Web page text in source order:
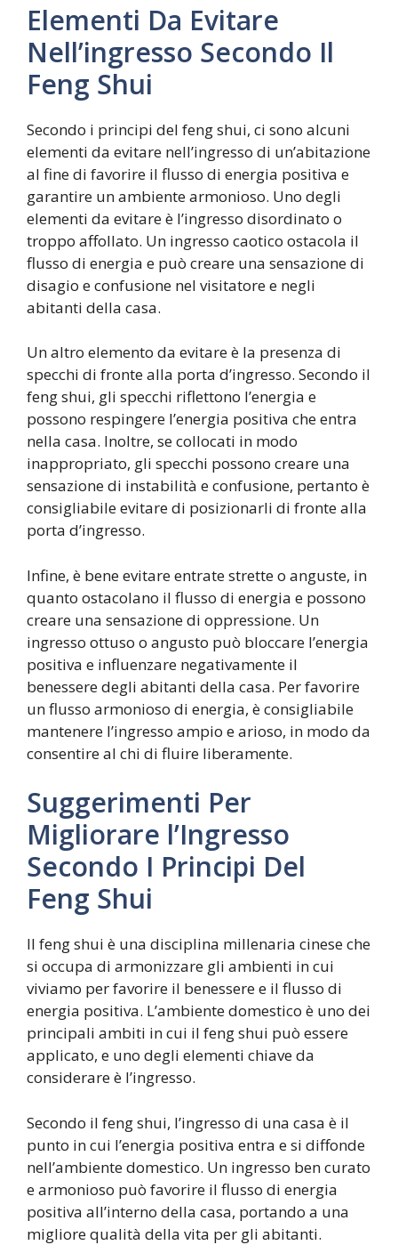
Elementi Da Evitare
Nell’ingresso Secondo Il
Feng Shui
Secondo i principi del feng shui, ci sono alcuni
elementi da evitare nell’ingresso di un’abitazione
al fine di favorire il flusso di energia positiva e
garantire un ambiente armonioso. Uno degli
elementi da evitare è l’ingresso disordinato o
troppo affollato. Un ingresso caotico ostacola il
flusso di energia e può creare una sensazione di
disagio e confusione nel visitatore e negli
abitanti della casa.
Un altro elemento da evitare è la presenza di
specchi di fronte alla porta d’ingresso. Secondo il
feng shui, gli specchi riflettono l’energia e
possono respingere l’energia positiva che entra
nella casa. Inoltre, se collocati in modo
inappropriato, gli specchi possono creare una
sensazione di instabilità e confusione, pertanto è
consigliabile evitare di posizionarli di fronte alla
porta d’ingresso.
Infine, è bene evitare entrate strette o anguste, in
quanto ostacolano il flusso di energia e possono
creare una sensazione di oppressione. Un
ingresso ottuso o angusto può bloccare l’energia
positiva e influenzare negativamente il
benessere degli abitanti della casa. Per favorire
un flusso armonioso di energia, è consigliabile
mantenere l’ingresso ampio e arioso, in modo da
consentire al chi di fluire liberamente.
Suggerimenti Per
Migliorare l’Ingresso
Secondo I Principi Del
Feng Shui
Il feng shui è una disciplina millenaria cinese che
si occupa di armonizzare gli ambienti in cui
viviamo per favorire il benessere e il flusso di
energia positiva. L’ambiente domestico è uno dei
principali ambiti in cui il feng shui può essere
applicato, e uno degli elementi chiave da
considerare è l’ingresso.
Secondo il feng shui, l’ingresso di una casa è il
punto in cui l’energia positiva entra e si diffonde
nell’ambiente domestico. Un ingresso ben curato
e armonioso può favorire il flusso di energia
positiva all’interno della casa, portando a una
migliore qualità della vita per gli abitanti.